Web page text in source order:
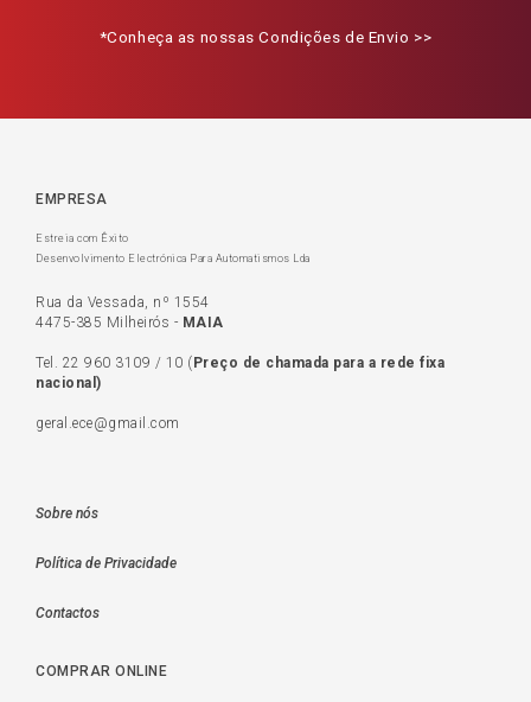
*Conheça as nossas Condições de Envio >>
EMPRESA
Estreia com Êxito
Desenvolvimento Electrónica Para Automatismos Lda
Rua da Vessada, nº 1554
4475-385 Milheirós - MAIA
Tel. 22 960 3109 / 10 ( Preço de c hamada para a rede fixa
nacional)
geral.ece@gmail.com
Sobre nós
Política de Privacidade
Contactos
COMPRAR ONLINE